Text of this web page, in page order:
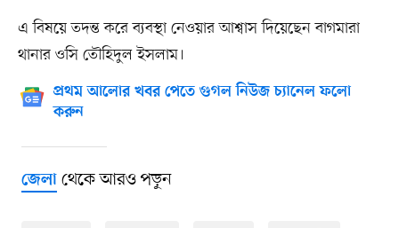
এ বিষয়ে তদন্ত করে ব্যবস্থা নেওয়ার আশ্বাস দিয়েছেন বাগমারা
থানার ওসি তৌহিদুল ইসলাম।
প্রথম আলোর খবর পেতে গুগল নিউজ চ্যানেল ফলো
করুন
জেলাথেকে আরও পড়ুন